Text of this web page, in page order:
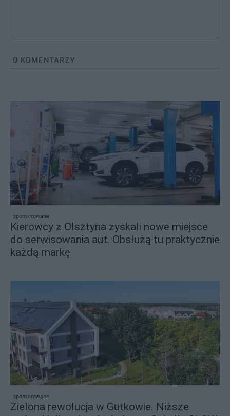
0 KOMENTARZY
sponsorowane
Kierowcy z Olsztyna zyskali nowe miejsce
do serwisowania aut. Obsłużą tu praktycznie
każdą markę
sponsorowane
Zielona rewolucja w Gutkowie. Niższe